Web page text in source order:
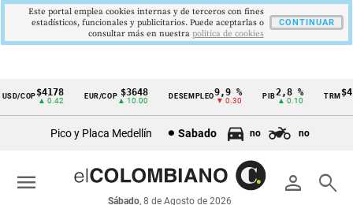
Cintillo
económicos
Colombia
COP$4178
▲ 0.42
EUR/COP $3648
▲ 10.00
DESEMPLEO 9,9 %
▼ 0.30
PIB2,8 %
▲ 0.10
TRM
Pico y Placa Medellín Sabado no no
person search
Sábado, 8 de Agosto de 2026
menu
Este portal emplea cookies internas y de terceros con fines
estadísticos, funcionales y publicitarios. Puede aceptarlas o
consultar más en nuestra politica de cookies
CONTINUAR